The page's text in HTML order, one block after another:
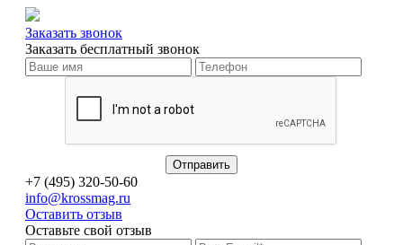
Заказать звонок
Заказать бесплатный звонок
+7 (495) 320-50-60
info@krossmag.ru
Оставить отзыв
Оставьте свой отзыв